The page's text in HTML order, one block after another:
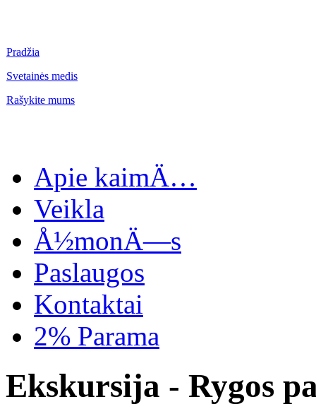
Pradžia
Svetainės medis
Rašykite mums
Apie kaimÄ…
Veikla
Å½monÄ—s
Paslaugos
Kontaktai
2% Parama
Ekskursija - Rygos